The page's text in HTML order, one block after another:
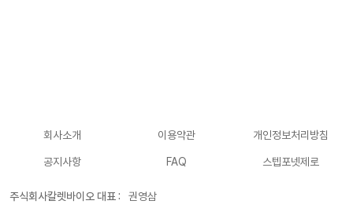
회사소개 이용약관 개인정보처리방침
공지사항 FAQ 스텝포넷제로
주식회사칼렛바이오 대표 :
권영삼